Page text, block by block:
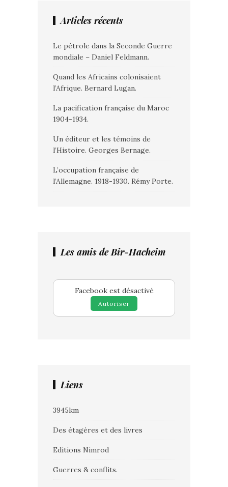
Articles récents
Le pétrole dans la Seconde Guerre
mondiale – Daniel Feldmann.
Quand les Africains colonisaient
l’Afrique. Bernard Lugan.
La pacification française du Maroc
1904-1934.
Un éditeur et les témoins de
l’Histoire. Georges Bernage.
L’occupation française de
l’Allemagne. 1918-1930. Rémy Porte.
Les amis de Bir-Hacheim
Facebook est désactivé
Autoriser
Liens
3945km
Des étagères et des livres
Editions Nimrod
Guerres & conflits.